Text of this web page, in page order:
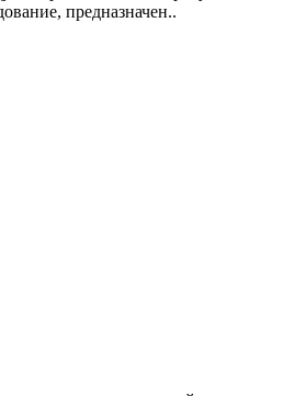
предназначен..